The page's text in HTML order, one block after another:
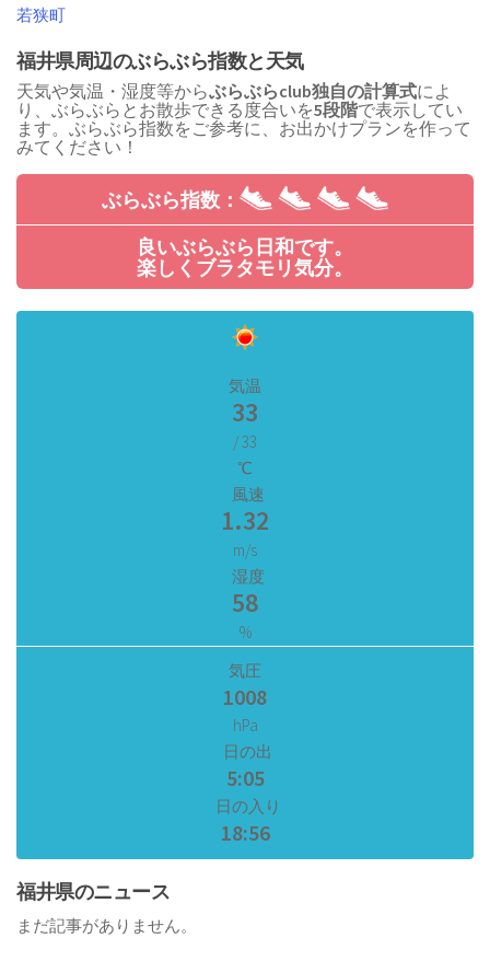
若狭町
福井県周辺のぶらぶら指数と天気
天気や気温・湿度等からぶらぶらclub独自の計算式によ
り、ぶらぶらとお散歩できる度合いを5段階で表示してい
ます。ぶらぶら指数をご参考に、お出かけプランを作って
みてください！
ぶらぶら指数：
良いぶらぶら日和です。
楽しくブラタモリ気分。
気温
33
/ 33
℃
風速
1.32
m/s
湿度
58
%
気圧
1008
hPa
日の出
5:05
日の入り
18:56
福井県のニュース
まだ記事がありません。